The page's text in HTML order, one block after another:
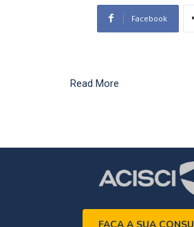
Facebook
Read More